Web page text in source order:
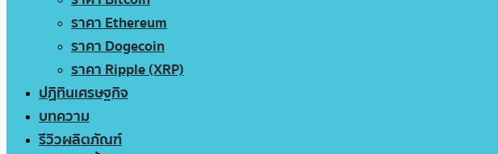
ราคา Ethereum
ราคา Dogecoin
ราคา Ripple (XRP)
ปฏิทินเศรษฐกิจ
บทความ
รีวิวผลิตภัณฑ์